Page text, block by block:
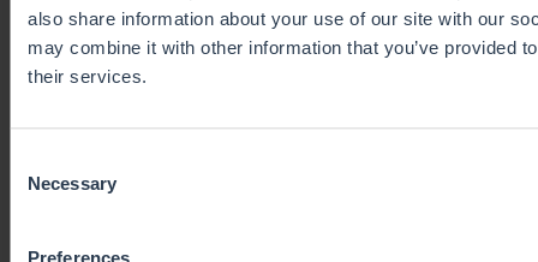
also share information about your use of our site with our
may combine it with other information that you’ve provided
their services.
Selection
Necessary
Amazon Pan-EU VAT Requirements in
2026: What Happens When a VAT
Last Updated on 6 August 2026